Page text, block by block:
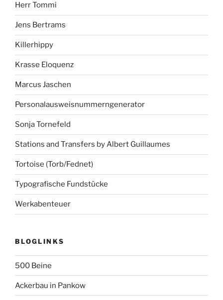
Herr Tommi
Jens Bertrams
Killerhippy
Krasse Eloquenz
Marcus Jaschen
Personalausweisnummerngenerator
Sonja Tornefeld
Stations and Transfers by Albert Guillaumes
Tortoise (Torb/Fednet)
Typografische Fundstücke
Werkabenteuer
BLOGLINKS
500 Beine
Ackerbau in Pankow